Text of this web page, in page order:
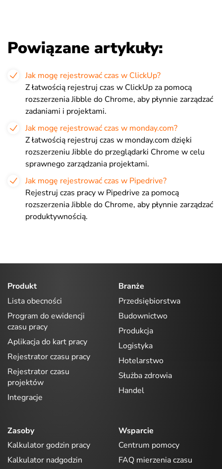
Powiązane artykuły:
Jak mogę rejestrować czas w ClickUp?
Z łatwością rejestruj czas w ClickUp za pomocą
rozszerzenia Jibble do Chrome, aby płynnie zarządzać
zadaniami i projektami.
Jak mogę rejestrować czas w monday.com?
Z łatwością rejestruj czas w monday.com dzięki
rozszerzeniu Jibble do przeglądarki Chrome w celu
sprawnego zarządzania projektami.
Jak mogę rejestrować czas w Pipedrive?
Rejestruj czas pracy w Pipedrive za pomocą
rozszerzenia Jibble do Chrome, aby płynnie zarządzać
produktywnością.
Produkt
Lista obecności
Program do ewidencji
czasu pracy
Aplikacja do kart pracy
Rejestrator czasu pracy
Rejestrator czasu
projektów
Integracje
Branże
Przedsiębiorstwa
Budownictwo
Produkcja
Logistyka
Hotelarstwo
Służba zdrowia
Handel
Zasoby
Kalkulator godzin pracy
Kalkulator nadgodzin
Wsparcie
Centrum pomocy
FAQ mierzenia czasu